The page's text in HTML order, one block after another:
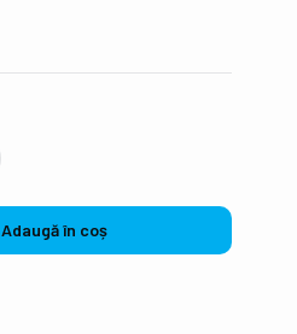
Adaugă în coș